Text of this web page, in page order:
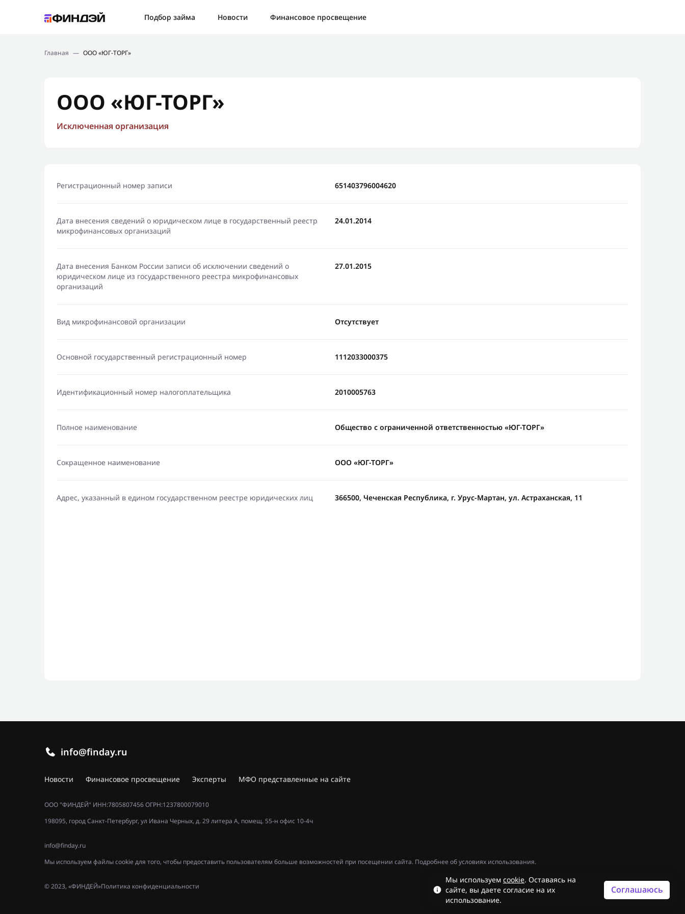
Подбор займа Новости
Финансовое просвещение
Новости
Главная — ООО «ЮГ-ТОРГ»
ООО «ЮГ-ТОРГ»
Исключенная организация
Регистрационный номер записи 651403796004620
Дата внесения сведений о юридическом лице в государственный реестр
микрофинансовых организаций
24.01.2014
Дата внесения Банком России записи об исключении сведений о
юридическом лице из государственного реестра микрофинансовых
организаций
27.01.2015
Вид микрофинансовой организации Отсутствует
Основной государственный регистрационный номер 1112033000375
Идентификационный номер налогоплательщика 2010005763
Полное наименование Общество с ограниченной ответственностью «ЮГ-ТОРГ»
Сокращенное наименование ООО «ЮГ-ТОРГ»
Адрес, указанный в едином государственном реестре юридических лиц 366500, Чеченская Республика, г. Урус-Мартан, ул. Астраханская, 11
info@finday.ru
Новости Финансовое просвещение Эксперты МФО представленные на сайте
ООО "ФИНДЕЙ" ИНН:7805807456 ОГРН:1237800079010
198095, город Санкт-Петербург, ул Ивана Черных, д. 29 литера А, помещ. 55-н офис 10-4ч
info@finday.ru
Мы используем файлы cookie для того, чтобы предоставить пользователям больше возможностей при посещении сайта. Подробнее об условиях использования.
Политика конфиденциальности
© 2023, «ФИНДЕЙ»
Мы используем cookie. Оставаясь на
сайте, вы даете согласие на их
использование.
Соглашаюсь
Ошибка: Контактная форма не найдена.